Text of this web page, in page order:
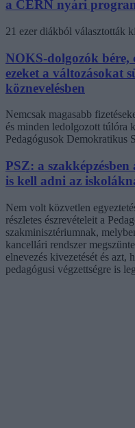
a CERN nyári
21 ezer diákból választották
NOKS-dolgozók
ezeket a változásokat
köznevelésben
Nemcsak magasabb
és minden ledolgozott túlóra
Pedagógusok Demokratikus
PSZ: a
is kell adni az
Nem volt közvetlen
részletes észrevételeit a
szakminisztériumnak,
kancellári rendszer
elnevezés kivezetését és azt,
pedagógusi végzettségre is